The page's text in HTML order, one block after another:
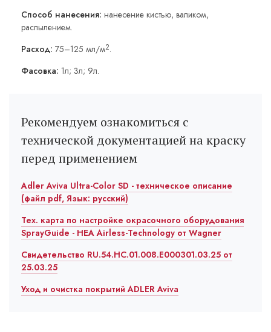
Способ нанесения: нанесение кистью, валиком,
распылением.
Расход: 75–125 мл/м2.
Фасовка: 1л; 3л; 9л.
Рекомендуем ознакомиться с
технической документацией на краску
перед применением
Adler Aviva Ultra-Color SD - техническое описание
(файл pdf, Язык: русский)
Тех. карта по настройке окрасочного оборудования
SprayGuide - HEA Airless-Technology от Wagner
Свидетельство RU.54.HC.01.008.E000301.03.25 от
25.03.25
Уход и очистка покрытий ADLER Aviva